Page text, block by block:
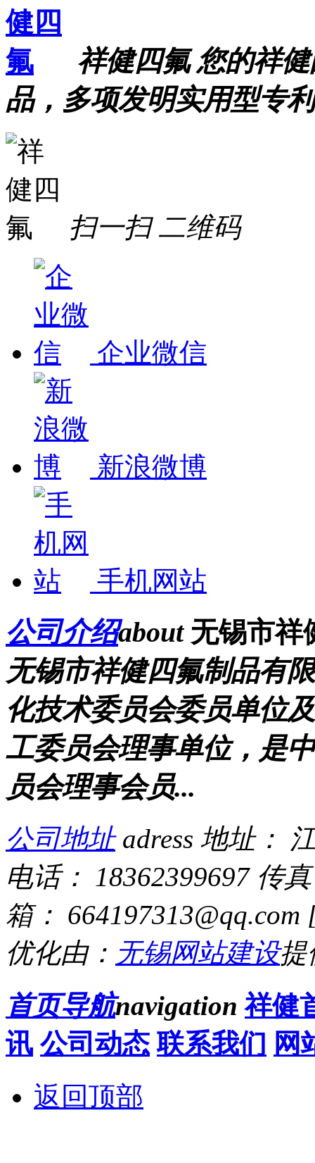
祥健四氟 您的祥
品，多项发明实用型专
扫一扫二维码
企业微信
新浪微博
手机网站
公司介绍about 无锡市祥
无锡市祥健四氟制品有
化技术委员会委员单位
工委员会理事单位，是
员会理事会员...
公司地址 adress 地址：
电话： 18362399697 传
箱： 664197313@qq.com
优化由： 无锡网站建设提
首页导航navigation 祥健
讯 公司动态 联系我们 网
返回顶部